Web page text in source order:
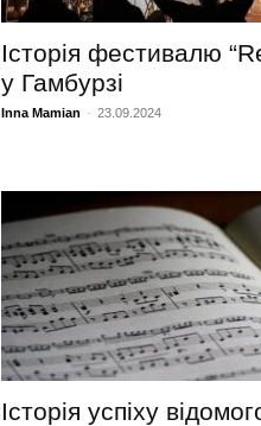
Історія фестивалю
у Гамбурзі
Inna Mamian - 23.09.2024
Історія успіху